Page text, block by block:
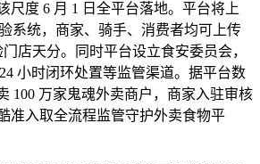
尺度 6 月 1 日全平台落地。平台将上
系统，商家、骑手、消费者均可上传
店天分。同时平台设立食安委员会，
小时闭环处置等监管渠道。据平台数
100 万家鬼魂外卖商户，商家入驻审核
准入取全流程监管守护外卖食物平